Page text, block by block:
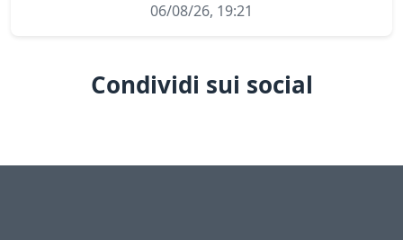
06/08/26, 19:21
Condividi sui social